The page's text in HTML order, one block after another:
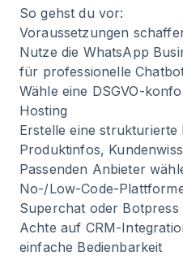
So gehst du vor:
Voraussetzungen
Nutze die WhatsApp
für professionelle
Wähle eine DSGVO-
Hosting
Erstelle eine strukturierte
Produktinfos,
Passenden Anbieter
No-/Low-Code-
Superchat oder
Achte auf CRM-
einfache Bedienbarkeit